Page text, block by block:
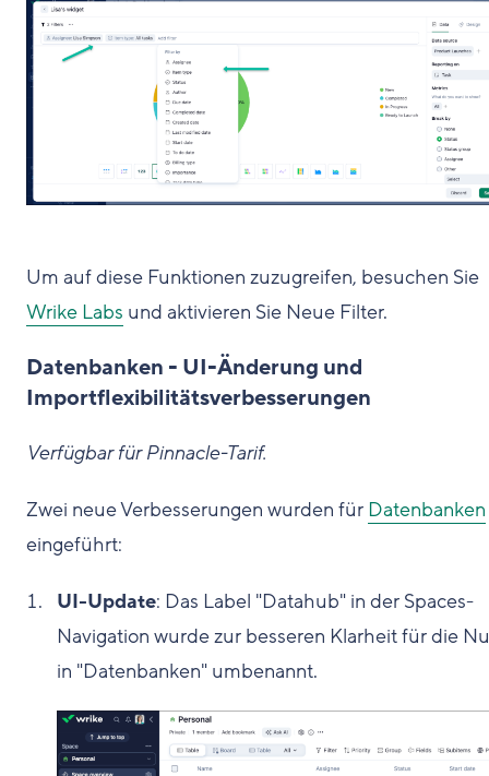
Um auf diese Funktionen zuzugreifen, besuchen Sie
Wrike Labs und aktivieren Sie Neue Filter.
Datenbanken - UI-Änderung und
Importflexibilitätsverbesserungen
Verfügbar für Pinnacle-Tarif.
Zwei neue Verbesserungen wurden für Datenbanken
eingeführt:
UI-Update: Das Label "Datahub" in der Spaces-
Navigation wurde zur besseren Klarheit für die
in "Datenbanken" umbenannt.